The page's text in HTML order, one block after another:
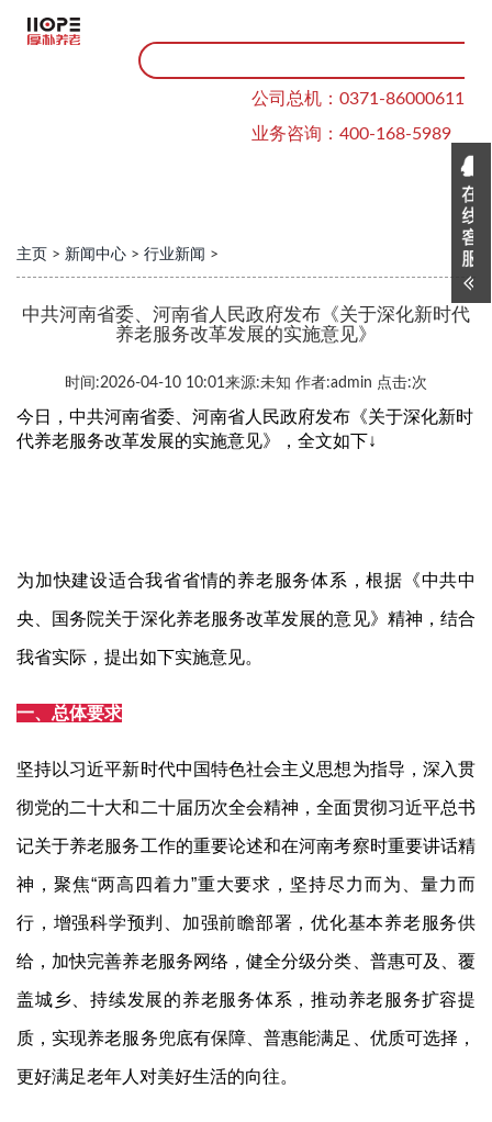
公司总机：0371-86000611
业务咨询：400-168-5989
主页 > 新闻中心 > 行业新闻 >
中共河南省委、河南省人民政府发布《关于深化新时代
养老服务改革发展的实施意见》
时间:2026-04-10 10:01来源:未知 作者:admin 点击:次
今日，中共河南省委、河南省人民政府发布《关于深化新时
代养老服务改革发展的实施意见》 ，全文如下↓
为加快建设适合我省省情的养老服务体系，根据《中共中
央、国务院关于深化养老服务改革发展的意见》精神，结合
我省实际，提出如下实施意见。
一、总体要求
坚持以习近平新时代中国特色社会主义思想为指导，深入贯
彻党的二十大和二十届历次全会精神，全面贯彻习近平总书
记关于养老服务工作的重要论述和在河南考察时重要讲话精
神，聚焦“两高四着力”重大要求，坚持尽力而为、量力而
行，增强科学预判、加强前瞻部署，优化基本养老服务供
给，加快完善养老服务网络，健全分级分类、普惠可及、覆
盖城乡、持续发展的养老服务体系，推动养老服务扩容提
质，实现养老服务兜底有保障、普惠能满足、优质可选择，
更好满足老年人对美好生活的向往。